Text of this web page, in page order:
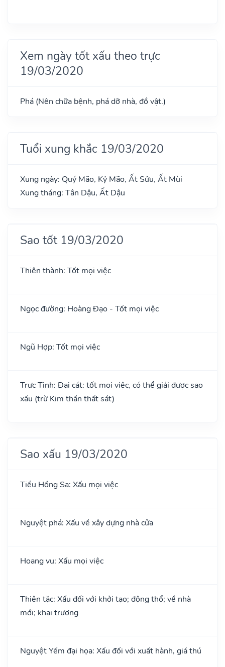
Xem ngày tốt xấu theo trực
19/03/2020
Phá (Nên chữa bệnh, phá dỡ nhà, đồ vật.)
Tuổi xung khắc 19/03/2020
Xung ngày: Quý Mão, Kỷ Mão, Ất Sửu, Ất Mùi
Xung tháng: Tân Dậu, Ất Dậu
Sao tốt 19/03/2020
Thiên thành: Tốt mọi việc
Ngọc đường: Hoàng Đạo - Tốt mọi việc
Ngũ Hợp: Tốt mọi việc
Trực Tinh: Đại cát: tốt mọi việc, có thể giải được sao
xấu (trừ Kim thần thất sát)
Sao xấu 19/03/2020
Tiểu Hồng Sa: Xấu mọi việc
Nguyệt phá: Xấu về xây dựng nhà cửa
Hoang vu: Xấu mọi việc
Thiên tặc: Xấu đối với khởi tạo; động thổ; về nhà
mới; khai trương
Nguyệt Yếm đại họa: Xấu đối với xuất hành, giá thú